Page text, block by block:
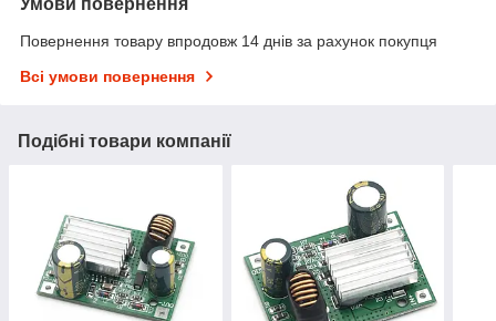
Умови повернення
Повернення товару впродовж 14 днів за рахунок покупця
Всі умови повернення
Подібні товари компанії